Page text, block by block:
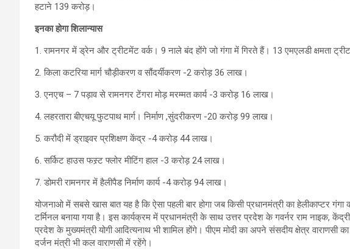
हटाने 139 करोड़।
इनका होगा शिलान्यास
1. रामनगर में ड्रेन और ट्रीटमेंट वर्क। 9 नाले बंद होंगे जो गंगा में गिरते हैं। 13 एमएलडी क्षमता
2. किला कटरिया मार्ग चौड़ीकरण व सौंदर्यीकरण -2 करोड़ 36 लाख।
3. एनएच – 7 पड़ाव से रामनगर टेंगरा मोड़ मरम्मत कार्य -3 करोड़ 16 लाख।
4. लहरतारा बीएचयू फुटपाथ मार्ग। निर्माण ,सुंदरीकरण -20 करोड़ 99 लाख।
5. करौदी में ड्राइवर प्रशिक्षण केंद्र -4 करोड़ 44 लाख।
6. सर्किट हाउस फस्र्ट फ्लोर मीटिंग हाल -3 करोड़ 24 लाख।
7. डोमरी रामनगर में हैलीपैड निर्माण कार्य -4 करोड़ 94 लाख।
योजनाओ में सबसे खास बात यह है कि ऐसा पहली बार होगा जब किसी प्रधानमंत्री का हेलीकाप्टर गंगा
टर्मिनल बनाया गया है। इस कार्यक्रम में प्रधानमंत्री के साथ उत्तर प्रदेश के गवर्नर राम नाइक,
प्रदेश के मुख्यमंत्री योगी आदित्यनाथ भी शामिल होंगे। पीएम मोदी का अपने संसदीय क्षेत्र वाराणसी
दर्जन मंत्री भी कल वाराणसी में रहेंगे।